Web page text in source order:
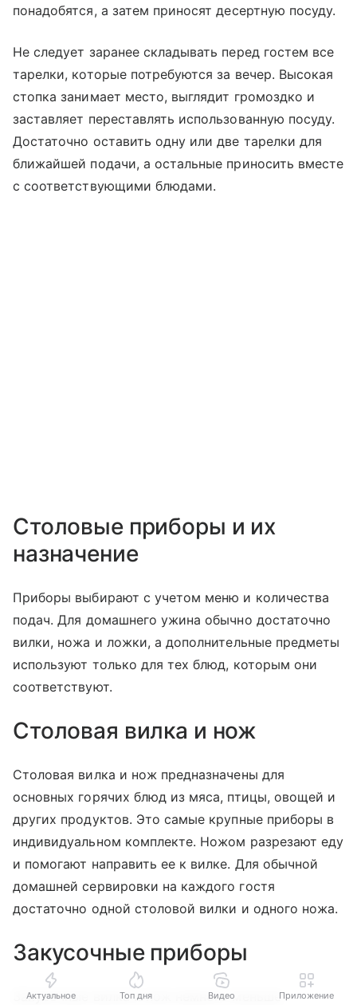
понадобятся, а затем приносят десертную посуду.
Не следует заранее складывать перед гостем все
тарелки, которые потребуются за вечер. Высокая
стопка занимает место, выглядит громоздко и
заставляет переставлять использованную посуду.
Достаточно оставить одну или две тарелки для
ближайшей подачи, а остальные приносить вместе
с соответствующими блюдами.
Столовые приборы и их
назначение
Приборы выбирают с учетом меню и количества
подач. Для домашнего ужина обычно достаточно
вилки, ножа и ложки, а дополнительные предметы
используют только для тех блюд, которым они
соответствуют.
Столовая вилка и нож
Столовая вилка и нож предназначены для
основных горячих блюд из мяса, птицы, овощей и
других продуктов. Это самые крупные приборы в
индивидуальном комплекте. Ножом разрезают еду
и помогают направить ее к вилке. Для обычной
домашней сервировки на каждого гостя
достаточно одной столовой вилки и одного ножа.
Закусочные приборы
Закусочные вилка и нож немного меньше
Актуальное Топ дня Видео Приложение